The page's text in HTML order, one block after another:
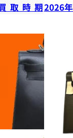
取時期2026